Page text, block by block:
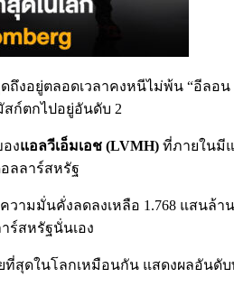
งอยู่ตลอดเวลาคงหนีไม่พ้น “อีล
ก์ตกไปอยู่อันดับ 2
งแอลวีเอ็มเอช (LVMH) ที่ภายในมี
ลลาร์สหรัฐ
มมั่นคั่งลดลงเหลือ 1.768 แสนล้
ร์สหรัฐนั่นเอง
ที่สุดในโลกเหมือนกัน แสดงผลอั